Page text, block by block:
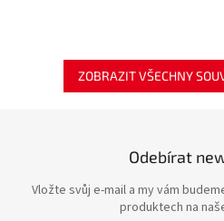
ZOBRAZIT VŠECHNY
Odebírat
Vložte svůj e-mail a my vám
produktech na